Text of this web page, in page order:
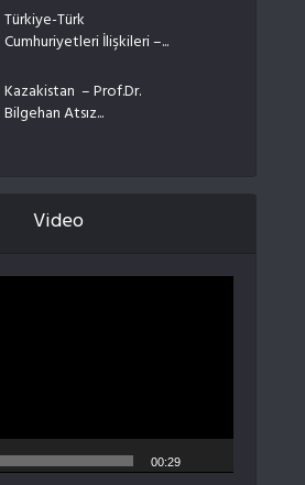
Türkiye-Türk
Cumhuriyetleri İlişkileri –...
Kazakistan – Prof.Dr.
Bilgehan Atsız...
Video
00:29